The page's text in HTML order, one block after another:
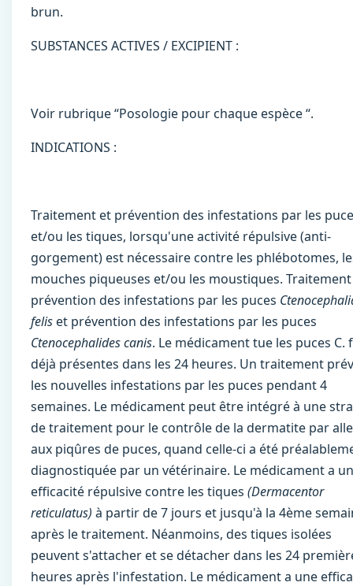
brun.
SUBSTANCES ACTIVES / EXCIPIENT :
Voir rubrique “Posologie pour chaque espèce “.
INDICATIONS :
Traitement et prévention des infestations par les
et/ou les tiques, lorsqu'une activité répulsive (anti-
gorgement) est nécessaire contre les phlébotomes,
mouches piqueuses et/ou les moustiques.
prévention des infestations par les puces
felis et prévention des infestations par les puces
Ctenocephalides canis. Le médicament tue les puces C.
déjà présentes dans les 24 heures. Un traitement
les nouvelles infestations par les puces pendant 4
semaines. Le médicament peut être intégré à une
de traitement pour le contrôle de la dermatite par
aux piqûres de puces, quand celle-ci a été
diagnostiquée par un vétérinaire. Le médicament a
efficacité répulsive contre les tiques (Dermacentor
reticulatus) à partir de 7 jours et jusqu'à la 4ème
après le traitement. Néanmoins, des tiques isolées
peuvent s'attacher et se détacher dans les 24
heures après l'infestation. Le médicament a une